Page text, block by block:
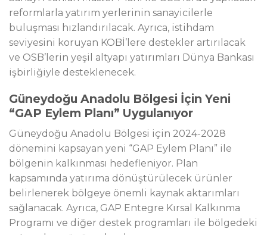
reformlarla yatırım yerlerinin sanayicilerle
buluşması hızlandırılacak. Ayrıca, istihdam
seviyesini koruyan KOBİ’lere destekler artırılacak
ve OSB’lerin yeşil altyapı yatırımları Dünya Bankası
işbirliğiyle desteklenecek.
Güneydoğu Anadolu Bölgesi İçin Yeni
“GAP Eylem Planı” Uygulanıyor
Güneydoğu Anadolu Bölgesi için 2024-2028
dönemini kapsayan yeni “GAP Eylem Planı” ile
bölgenin kalkınması hedefleniyor. Plan
kapsamında yatırıma dönüştürülecek ürünler
belirlenerek bölgeye önemli kaynak aktarımları
sağlanacak. Ayrıca, GAP Entegre Kırsal Kalkınma
Programı ve diğer destek programları ile bölgedeki